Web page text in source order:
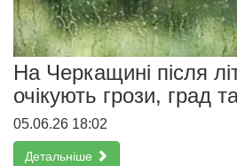
На Черкащині після
очікують грози, град
05.06.26 18:02
Детальніше